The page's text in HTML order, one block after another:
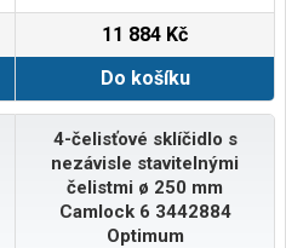
11 884 Kč
Do košíku
4-čelisťové sklíčidlo s
nezávisle stavitelnými
čelistmi ø 250 mm
Camlock 6 3442884
Optimum